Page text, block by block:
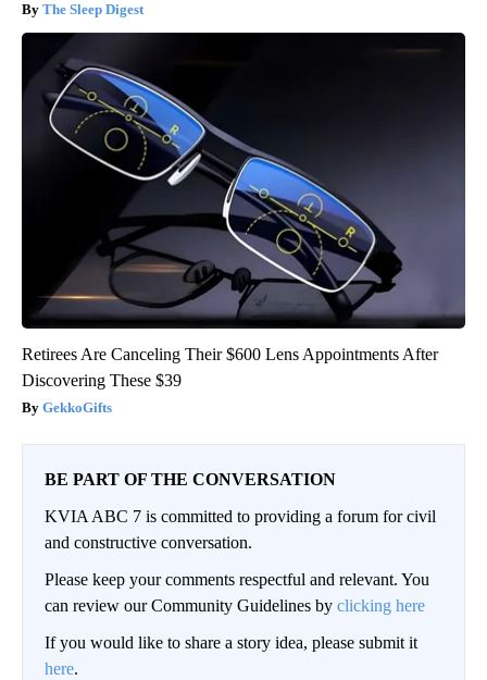
The Sleep Digest
Retirees Are Canceling Their $600 Lens Appointments After
Discovering These $39
GekkoGifts
BE PART OF THE CONVERSATION
KVIA ABC 7 is committed to providing a forum for civil
and constructive conversation.
Please keep your comments respectful and relevant. You
can review our Community Guidelines by clicking here
If you would like to share a story idea, please submit it
here.